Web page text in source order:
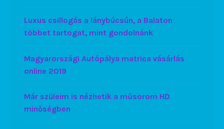
Luxus csillogás a lánybúcsún, a Balaton
többet tartogat, mint gondolnánk
Magyarországi Autópálya matrica vásárlás
online 2019
Már szüleim is nézhetik a műsorom HD
minőségben